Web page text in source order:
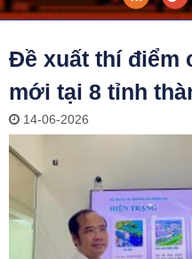
Đề xuất thí điểm
mới tại 8 tỉnh
14-06-2026